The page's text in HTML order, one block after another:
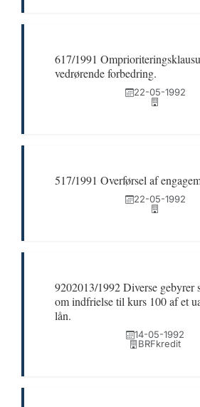
617/1991
vedrørende forbedring.
22-05-1992
517/1991 Overførsel af
22-05-1992
9202013/1992 Diverse gebyrer
om indfrielse til kurs 100 af et
lån.
14-05-1992
BRFkredit